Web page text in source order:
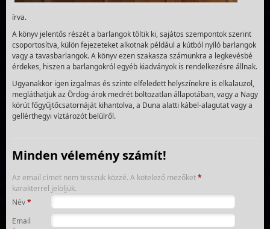
írva.
A könyv jelentős részét a barlangok töltik ki, sajátos szempontok szerint
csoportosítva, külön fejezeteket alkotnak például a kútból nyíló barlangok
vagy a tavasbarlangok. A könyv ezen szakasza számunkra a legkevésbé
érdekes, hiszen a barlangokról egyéb kiadványok is rendelkezésre állnak.
Ugyanakkor igen izgalmas és szinte elfeledett helyszínekre is elkalauzol,
megláthatjuk az Ördög-árok medrét boltozatlan állapotában, vagy a Nagy
körút főgyűjtőcsatornáját kihantolva, a Duna alatti kábel-alagutat vagy a
gellérthegyi víztározót belülről.
Minden vélemény számít!
Az email címet nem tesszük közzé. A kötelező mezőket*
karakterrel jelöljük.
Név*
Email